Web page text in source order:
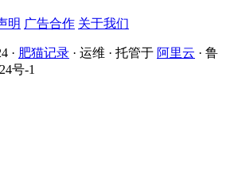
明 广告合作 关于我们
· 肥猫记录 · 运维 · 托管于 阿里云 · 鲁
号-1